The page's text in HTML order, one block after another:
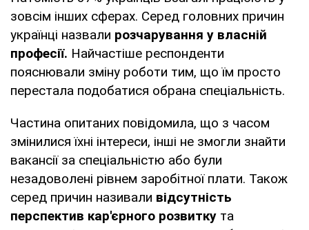
зовсім інших сферах. Серед головних причин
українці назвали розчарування у власній
професії. Найчастіше респонденти
пояснювали зміну роботи тим, що їм просто
перестала подобатися обрана спеціальність.
Частина опитаних повідомила, що з часом
змінилися їхні інтереси, інші не змогли знайти
вакансії за спеціальністю або були
незадоволені рівнем заробітної плати. Також
серед причин називали відсутність
перспектив кар'єрного розвитку та